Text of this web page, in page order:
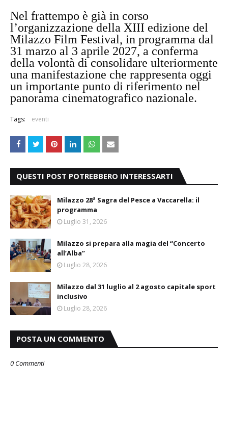
Nel frattempo è già in corso
l’organizzazione della XIII edizione del
Milazzo Film Festival, in programma dal
31 marzo al 3 aprile 2027, a conferma
della volontà di consolidare ulteriormente
una manifestazione che rappresenta oggi
un importante punto di riferimento nel
panorama cinematografico nazionale.
Tags: eventi
QUESTI POST POTREBBERO INTERESSARTI
Milazzo 28ª Sagra del Pesce a Vaccarella: il
programma
Luglio 31, 2026
Milazzo si prepara alla magia del “Concerto
all’Alba”
Luglio 28, 2026
Milazzo dal 31 luglio al 2 agosto capitale sport
inclusivo
Luglio 28, 2026
POSTA UN COMMENTO
0 Commenti